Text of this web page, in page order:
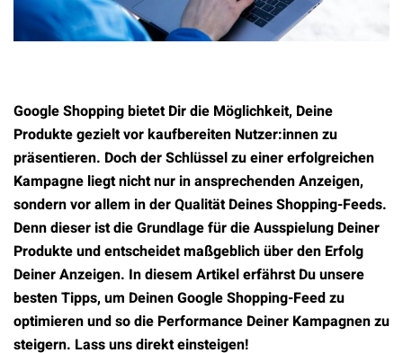
Google Shopping bietet Dir die Möglichkeit, Deine
Produkte gezielt vor kaufbereiten Nutzer:innen zu
präsentieren. Doch der Schlüssel zu einer erfolgreichen
Kampagne liegt nicht nur in ansprechenden Anzeigen,
sondern vor allem in der Qualität Deines Shopping-Feeds.
Denn dieser ist die Grundlage für die Ausspielung Deiner
Produkte und entscheidet maßgeblich über den Erfolg
Deiner Anzeigen. In diesem Artikel erfährst Du unsere
besten Tipps, um Deinen Google Shopping-Feed zu
optimieren und so die Performance Deiner Kampagnen zu
steigern. Lass uns direkt einsteigen!